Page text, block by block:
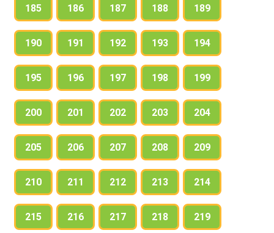
185 186 187 188 189
190 191 192 193 194
195 196 197 198 199
200 201 202 203 204
205 206 207 208 209
210 211 212 213 214
215 216 217 218 219